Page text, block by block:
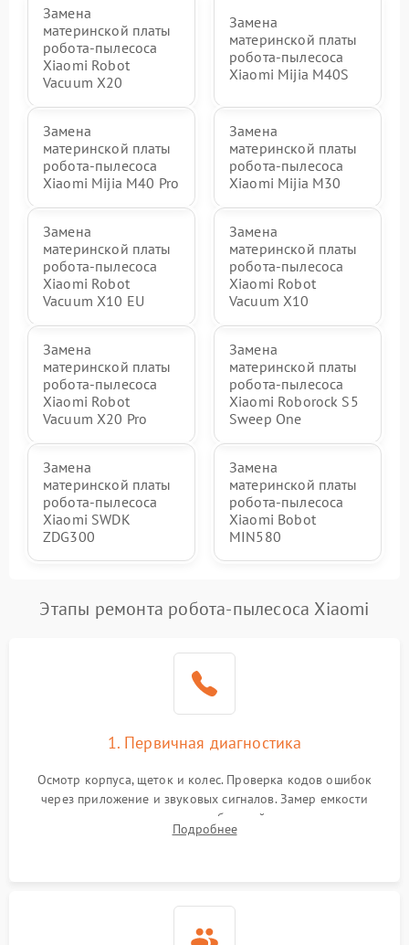
Замена
материнской платы
робота-пылесоса
Xiaomi Robot
Vacuum X20
Замена
материнской платы
робота-пылесоса
Xiaomi Mijia M40S
Замена
материнской платы
робота-пылесоса
Xiaomi Mijia M40 Pro
Замена
материнской платы
робота-пылесоса
Xiaomi Mijia M30
Замена
материнской платы
робота-пылесоса
Xiaomi Robot
Vacuum X10 EU
Замена
материнской платы
робота-пылесоса
Xiaomi Robot
Vacuum X10
Замена
материнской платы
робота-пылесоса
Xiaomi Robot
Vacuum X20 Pro
Замена
материнской платы
робота-пылесоса
Xiaomi Roborock S5
Sweep One
Замена
материнской платы
робота-пылесоса
Xiaomi SWDK
ZDG300
Замена
материнской платы
робота-пылесоса
Xiaomi Bobot
MIN580
Этапы ремонта робота-пылесоса Xiaomi
1. Первичная диагностика
Осмотр корпуса, щеток и колес. Проверка кодов ошибок
через приложение и звуковых сигналов. Замер емкости
аккумулятора и тестирование базовой станции зарядки.
Оценка работы лидара, бампера и датчиков падения для
Подробнее